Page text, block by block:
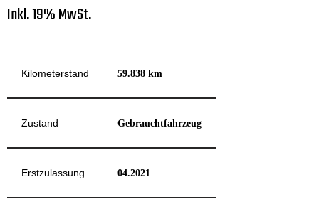
Inkl. 19% MwSt.
Kilometerstand 59.838 km
Zustand Gebrauchtfahrzeug
Erstzulassung 04.2021